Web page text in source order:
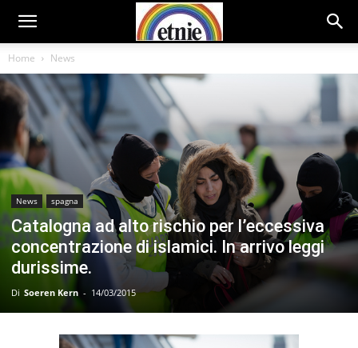
Home News
News spagna
Catalogna ad alto rischio per l’eccessiva
concentrazione di islamici. In arrivo leggi
durissime.
Di Soeren Kern - 14/03/2015